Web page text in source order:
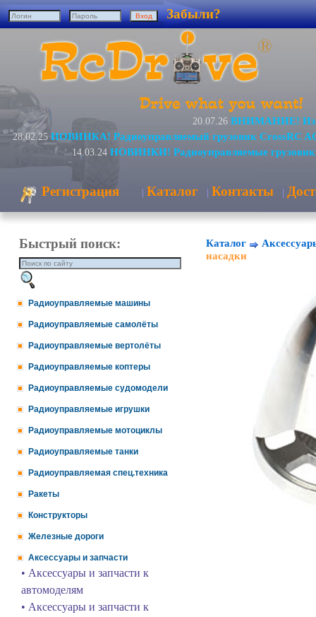
Забыли?
20.07.26 ВНИМАНИЕ!
28.02.25 НОВИНКА! Радиоуправляемый грузовик CrossRC
14.03.24 НОВИНКИ! Радиоуправляемые
Регистрация | Каталог | Контакты |
Быстрый поиск:
Радиоуправляемые машины
Радиоуправляемые самолёты
Радиоуправляемые вертолёты
Радиоуправляемые коптеры
Радиоуправляемые судомодели
Радиоуправляемые игрушки
Радиоуправляемые мотоциклы
Радиоуправляемые танки
Радиоуправляемая спец.техника
Ракеты
Конструкторы
Железные дороги
Аксессуары и запчасти
• Аксессуары и запчасти к
автомоделям
• Аксессуары и запчасти к
Каталог
насадки